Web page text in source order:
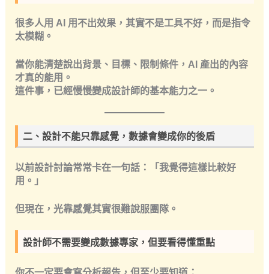
很多人用 AI 用不出效果，其實不是工具不好，而是指令
太模糊。
當你能清楚說出背景、目標、限制條件，AI 產出的內容
才真的能用。
這件事，已經慢慢變成設計師的基本能力之一。
二、設計不能只靠感覺，數據會變成你的後盾
以前設計討論常常卡在一句話：「我覺得這樣比較好
用。」
但現在，光靠感覺其實很難說服團隊。
設計師不需要變成數據專家，但要看得懂重點